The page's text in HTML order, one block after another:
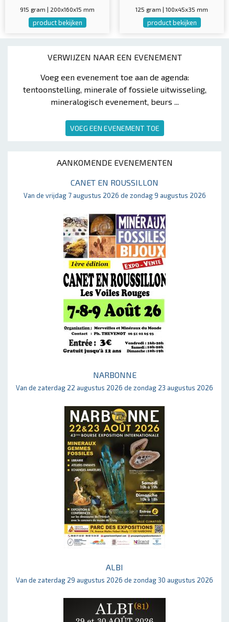
VERWIJZEN NAAR EEN EVENEMENT
Voeg een evenement toe aan de agenda:
tentoonstelling, minerale of fossiele uitwisseling,
mineralogisch evenement, beurs ...
VOEG EEN EVENEMENT TOE
AANKOMENDE EVENEMENTEN
CANET EN ROUSSILLON
Van de vrijdag 7 augustus 2026 de zondag 9 augustus 2026
NARBONNE
Van de zaterdag 22 augustus 2026 de zondag 23 augustus 2026
ALBI
Van de zaterdag 29 augustus 2026 de zondag 30 augustus 2026
915 gram | 200x160x15 mm
product bekijken
125 gram | 100x45x35 mm
product bekijken